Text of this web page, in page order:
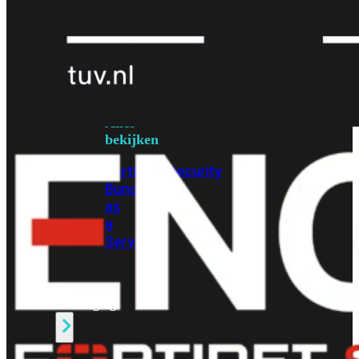
as
Service
Alles
bekijken
FortiCare
Security
Bundels
SOC
as
a
Service